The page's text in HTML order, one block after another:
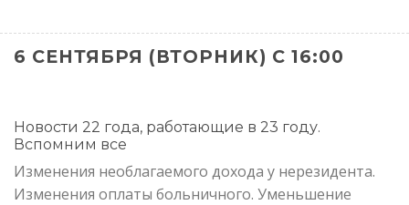
6 СЕНТЯБРЯ (ВТОРНИК) С 16:00
Новости 22 года, работающие в 23 году.
Вспомним все
Изменения необлагаемого дохода у нерезидента.
Изменения оплаты больничного. Уменьшение